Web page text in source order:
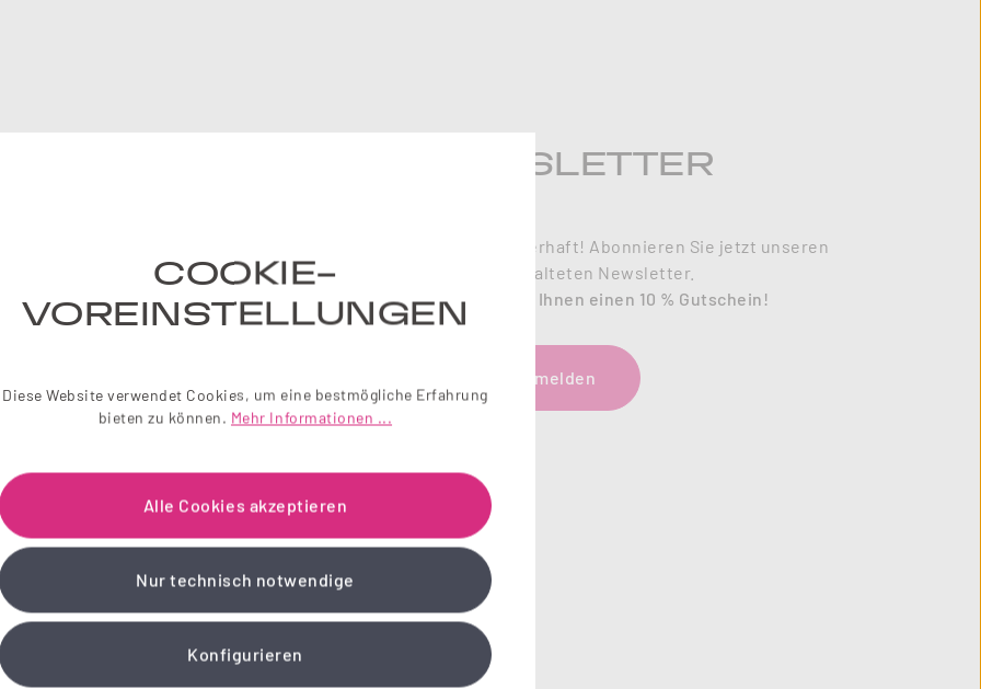
NEWSLETTER
Einfach zauberhaft! Abonnieren Sie jetzt unseren
liebevoll gestalteten Newsletter.
Wir schenken Ihnen einen 10 % Gutschein!
Jetzt anmelden
COOKIE-
VOREINSTELLUNGEN
Diese Website verwendet Cookies, um eine bestmögliche Erfahrung
bieten zu können. Mehr Informationen ...
Alle Cookies akzeptieren
Nur technisch notwendige
Konfigurieren